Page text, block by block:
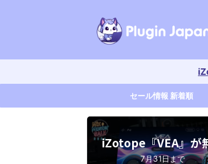
セール情報 新着順
iZotope『VEA』が
7月31日まで